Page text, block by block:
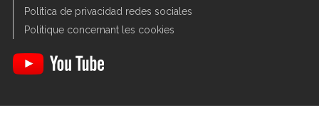
Política de privacidad redes sociales
Politique concernant les cookies